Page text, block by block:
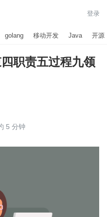
登录
golang 移动开发 Java 开源
职责五过程九领
5 分钟